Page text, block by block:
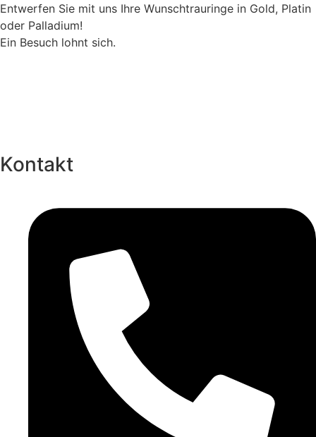
Entwerfen Sie mit uns Ihre Wunschtrauringe in Gold, Platin
oder Palladium!
Ein Besuch lohnt sich.
Kontakt